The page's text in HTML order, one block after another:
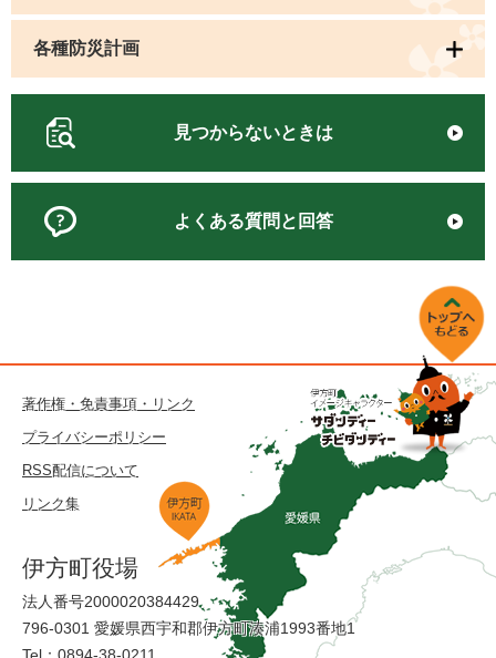
各種防災計画
見つからないときは
よくある質問と回答
著作権・免責事項・リンク
プライバシーポリシー
RSS配信について
リンク集
伊方町役場
法人番号2000020384429
796-0301 愛媛県西宇和郡伊方町湊浦1993番地1
Tel：0894-38-0211